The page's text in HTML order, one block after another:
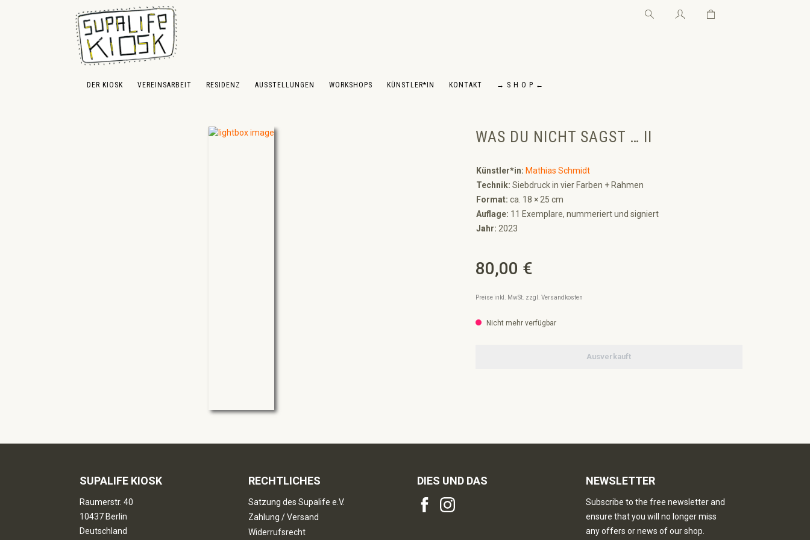
Hauptinhalt springen
Zur Suche springen
Zur Hauptnavigation springen Warenkorb enthält 0
DER KIOSK VEREINSARBEIT RESIDENZ AUSSTELLUNGEN WORKSHOPS KÜNSTLER*IN KONTAKT → S H O P ←
WAS DU NICHT SAGST … II
Künstler*in: Mathias Schmidt
Technik: Siebdruck in vier Farben + Rahmen
Format: ca. 18 × 25 cm
Auflage: 11 Exemplare, nummeriert und signiert
Jahr: 2023
Regulärer Preis:
80,00 €
Preise inkl. MwSt. zzgl. Versandkosten
Nicht mehr verfügbar
Ausverkauft
SUPALIFE KIOSK
Raumerstr. 40
10437 Berlin
Deutschland
RECHTLICHES
Satzung des Supalife e.V.
Zahlung / Versand
Widerrufsrecht
DIES UND DAS NEWSLETTER
Subscribe to the free newsletter and
ensure that you will no longer miss
any offers or news of our shop.